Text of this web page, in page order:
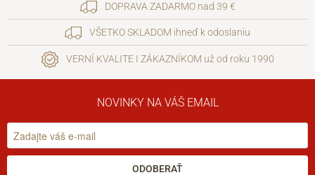
DOPRAVA ZADARMO nad 39 €
VŠETKO SKLADOM ihneď k odoslaniu
VERNÍ KVALITE I ZÁKAZNÍKOM už od roku 1990
NOVINKY NA VÁŠ EMAIL
ODOBERAŤ